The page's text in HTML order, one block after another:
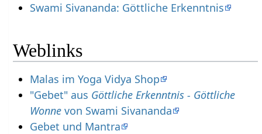
Swami Sivananda: Göttliche Erkenntnis
Weblinks
Malas im Yoga Vidya Shop
"Gebet" aus Göttliche Erkenntnis - Göttliche
Wonnevon Swami Sivananda
Gebet und Mantra